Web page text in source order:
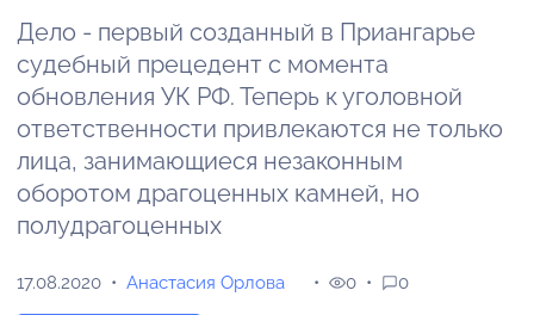
Дело - первый созданный в Приангарье
судебный прецедент с момента
обновления УК РФ. Теперь к уголовной
ответственности привлекаются не только
лица, занимающиеся незаконным
оборотом драгоценных камней, но
полудрагоценных
17.08.2020 Анастасия Орлова 0 0